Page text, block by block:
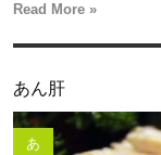
Read More »
あん肝
あ